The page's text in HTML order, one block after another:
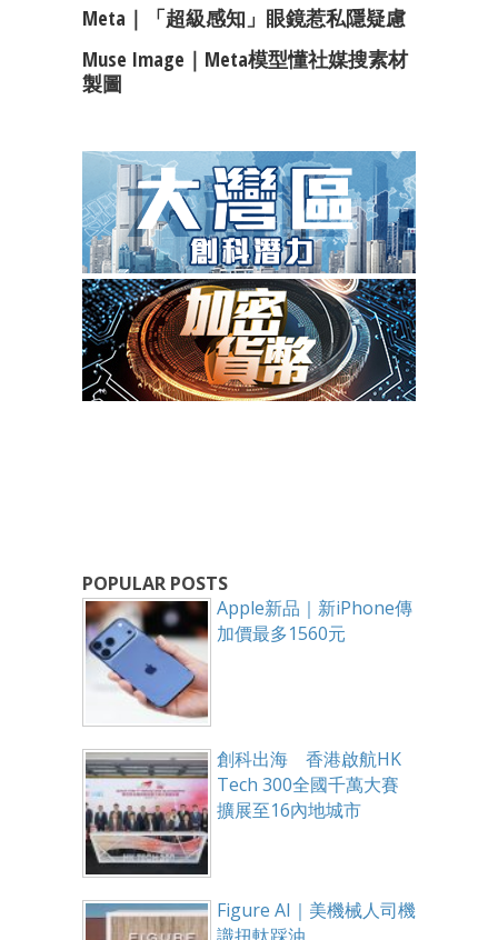
Meta｜「超級感知」眼鏡惹私隱疑慮
Muse Image｜Meta模型懂社媒搜素材
製圖
POPULAR POSTS
Apple新品｜新iPhone傳
加價最多1560元
創科出海 香港啟航HK
Tech 300全國千萬大賽
擴展至16內地城市
Figure AI｜美機械人司機